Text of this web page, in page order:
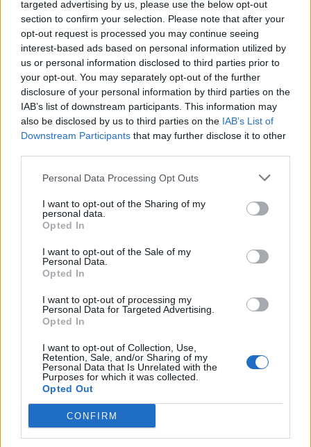
targeted advertising by us, please use the below opt-out
section to confirm your selection. Please note that after your
opt-out request is processed you may continue seeing
interest-based ads based on personal information utilized by
us or personal information disclosed to third parties prior to
your opt-out. You may separately opt-out of the further
disclosure of your personal information by third parties on the
IAB’s list of downstream participants. This information may
also be disclosed by us to third parties on the IAB’s List of
Downstream Participants that may further disclose it to other
Personal Data Processing Opt Outs
I want to opt-out of the Sharing of my
personal data.
Opted In
I want to opt-out of the Sale of my
Personal Data.
Opted In
I want to opt-out of processing my
Personal Data for Targeted Advertising.
Opted In
I want to opt-out of Collection, Use,
Retention, Sale, and/or Sharing of my
Personal Data that Is Unrelated with the
Purposes for which it was collected.
Opted Out
CONFIRM